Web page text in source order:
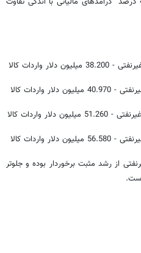
از رشد مثبت برخوردار بوده و جلوتر